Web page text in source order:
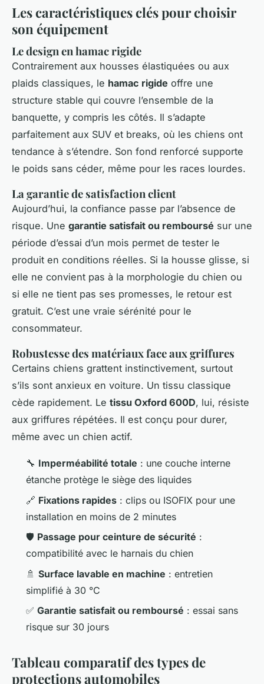
Les caractéristiques clés pour choisir
son équipement
Le design en hamac rigide
Contrairement aux housses élastiquées ou aux
plaids classiques, le hamac rigide offre une
structure stable qui couvre l’ensemble de la
banquette, y compris les côtés. Il s’adapte
parfaitement aux SUV et breaks, où les chiens ont
tendance à s’étendre. Son fond renforcé supporte
le poids sans céder, même pour les races lourdes.
La garantie de satisfaction client
Aujourd’hui, la confiance passe par l’absence de
risque. Une garantie satisfait ou remboursé sur une
période d’essai d’un mois permet de tester le
produit en conditions réelles. Si la housse glisse, si
elle ne convient pas à la morphologie du chien ou
si elle ne tient pas ses promesses, le retour est
gratuit. C’est une vraie sérénité pour le
consommateur.
Robustesse des matériaux face aux griffures
Certains chiens grattent instinctivement, surtout
s’ils sont anxieux en voiture. Un tissu classique
cède rapidement. Le tissu Oxford 600D, lui, résiste
aux griffures répétées. Il est conçu pour durer,
même avec un chien actif.
🔧 Imperméabilité totale : une couche interne
étanche protège le siège des liquides
🔗 Fixations rapides : clips ou ISOFIX pour une
installation en moins de 2 minutes
🛡️ Passage pour ceinture de sécurité :
compatibilité avec le harnais du chien
🚿 Surface lavable en machine : entretien
simplifié à 30 °C
✅ Garantie satisfait ou remboursé : essai sans
risque sur 30 jours
Tableau comparatif des types de
protections automobiles